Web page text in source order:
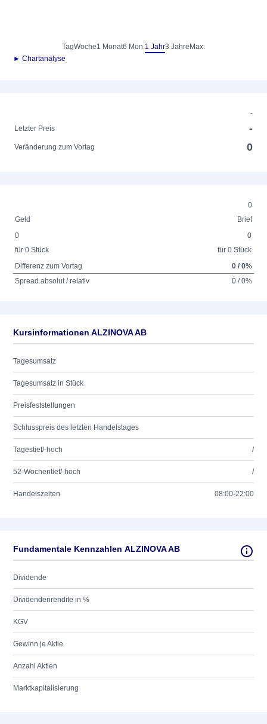
TagWoche1 Monat6 Mon.1 Jahr3 Jahre Max.
► Chartanalyse
-
Letzter Preis
-
Veränderung zum Vortag 0
0
Geld
Brief
0
für 0 Stück
0
für 0 Stück
Differenz zum Vortag
0 / 0%
Spread absolut / relativ
0 / 0%
Kursinformationen ALZINOVA AB
Tagesumsatz
Tagesumsatz in Stück
Preisfeststellungen
Schlusspreis des letzten Handelstages
Tagestief/-hoch /
52-Wochentief/-hoch /
Handelszeiten 08:00-22:00
Fundamentale Kennzahlen ALZINOVA AB
Dividende
Dividendenrendite in %
KGV
Gewinn je Aktie
Anzahl Aktien
Marktkapitalisierung